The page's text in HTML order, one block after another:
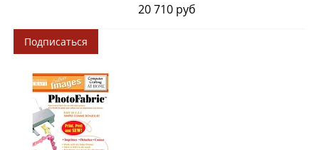
20 710 руб
Подписаться